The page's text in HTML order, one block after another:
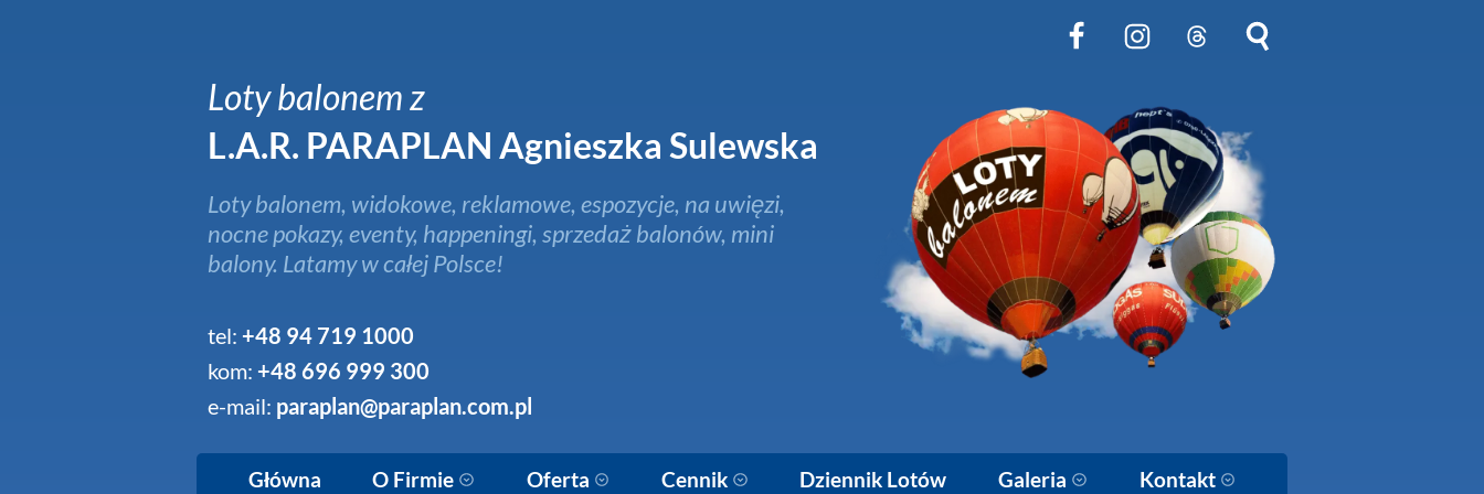
Loty balonem z
L.A.R. PARAPLAN Agnieszka Sulewska
Loty balonem, widokowe, reklamowe, espozycje, na uwięzi,
nocne pokazy, eventy, happeningi, sprzedaż balonów, mini
balony. Latamy w całej Polsce!
tel: +48 94 719 1000
kom: +48 696 999 300
e-mail: paraplan@paraplan.com.pl
Główna O Firmie Oferta Cennik Dziennik Lotów Galeria Kontakt